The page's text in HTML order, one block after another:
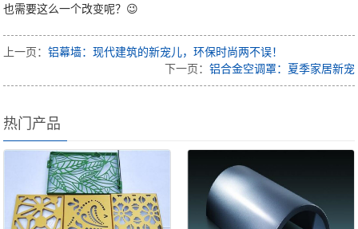
也需要这么一个改变呢？😉
上一页：铝幕墙：现代建筑的新宠儿，环保时尚两不误！
下一页： 铝合金空调罩：夏季家居新宠
热门产品